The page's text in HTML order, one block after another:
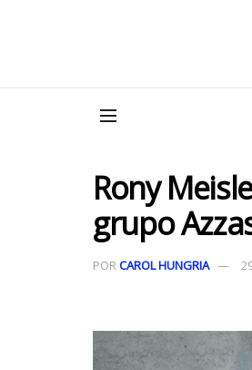
Rony
grupo
POR CAROL HUNGRIA